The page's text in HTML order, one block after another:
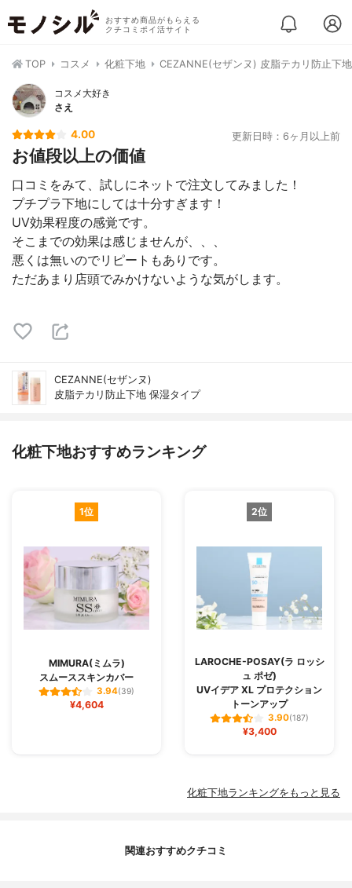
おすすめ商品がもらえる
クチコミポイ活サイト
TOP コスメ 化粧下地 CEZANNE(セザンヌ) 皮脂テカリ防止下
コスメ大好き
さえ
4.00 更新日時：6ヶ月以上前
お値段以上の価値
口コミをみて、試しにネットで注文してみました！
プチプラ下地にしては十分すぎます！
UV効果程度の感覚です。
そこまでの効果は感じませんが、、、
悪くは無いのでリピートもありです。
ただあまり店頭でみかけないような気がします。
CEZANNE(セザンヌ)
皮脂テカリ防止下地 保湿タイプ
化粧下地おすすめランキング
1位
MIMURA(ミムラ)
スムーススキンカバー
3.94(39)
¥4,604
2位
LAROCHE-POSAY(ラ ロッシ
ュ ポゼ)
UVイデア XL プロテクション
トーンアップ
3.90(187)
¥3,400
化粧下地ランキングをもっと見る
関連おすすめクチコミ